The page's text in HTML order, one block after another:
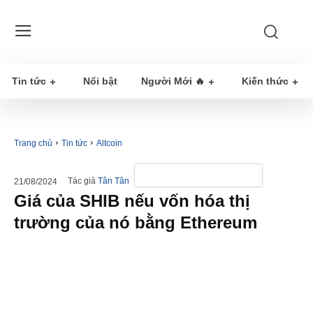
Tin tức Nổi bật Người Mới 🔥 Kiến thức
Trang chủ Tin tức Altcoin
21/08/2024 Tác giả Tân Tân
Giá của SHIB nếu vốn hóa thị
trường của nó bằng Ethereum